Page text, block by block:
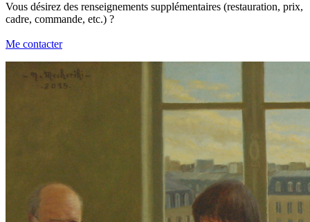
Vous désirez des renseignements supplémentaires (restauration, prix,
cadre, commande, etc.) ?
Me contacter